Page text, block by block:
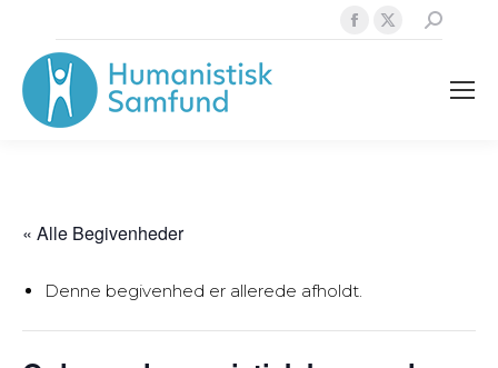
Facebook
pagepage
Search:
« Alle Begivenheder
Denne begivenhed er allerede afholdt.